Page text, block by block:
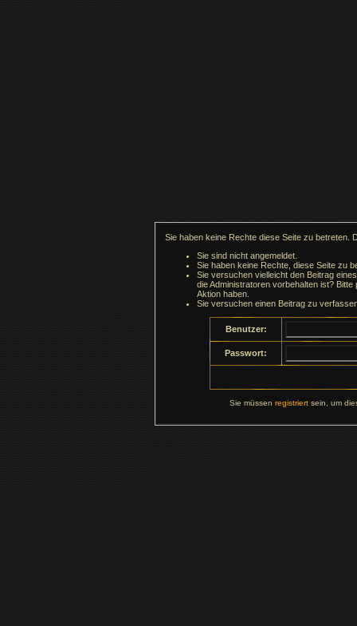
Sie haben keine Rechte diese Seite zu betreten.
Sie sind nicht angemeldet.
Sie haben keine Rechte, diese Seite zu
Sie versuchen vielleicht den Beitrag
die Administratoren vorbehalten ist?
Aktion haben.
Sie versuchen einen Beitrag zu
Benutzer:
Passwort:
Sie müssen registriertsein, um